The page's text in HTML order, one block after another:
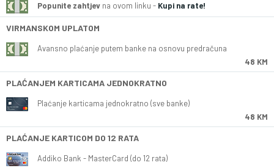
Popunite zahtjev na ovom linku - Kupi na rate!
VIRMANSKOM UPLATOM
Avansno plaćanje putem banke na osnovu predračuna
48 KM
PLAĆANJEM KARTICAMA JEDNOKRATNO
Plaćanje karticama jednokratno (sve banke)
48 KM
PLAĆANJE KARTICOM DO 12 RATA
Addiko Bank - MasterCard (do 12 rata)